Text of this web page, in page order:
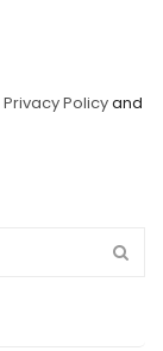
Privacy Policyand